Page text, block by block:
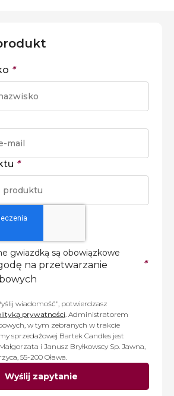
*
*
gwiazdką są obowiązkowe
na przetwarzanie
*
wiadomość", potwierdzasz
prywatności . Administratorem
w tym zebranych w trakcie
sprzedażowej Bartek Candles jest
i Janusz Bryłkowscy Sp. Jawna,
55-200 Oława.
Wyślij zapytanie